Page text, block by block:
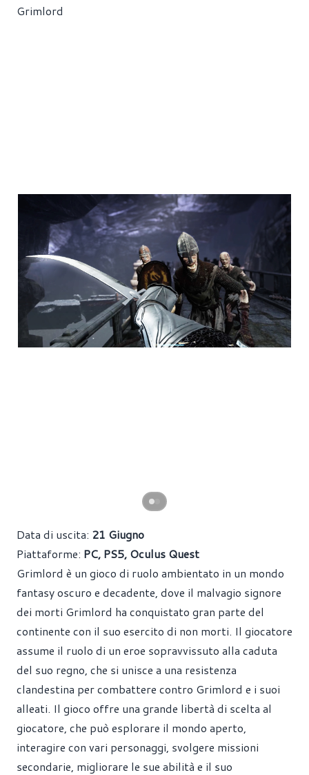
Grimlord
Data di uscita: 21 Giugno
Piattaforme: PC, PS5, Oculus Quest
Grimlord è un gioco di ruolo ambientato in un mondo
fantasy oscuro e decadente, dove il malvagio signore
dei morti Grimlord ha conquistato gran parte del
continente con il suo esercito di non morti. Il giocatore
assume il ruolo di un eroe sopravvissuto alla caduta
del suo regno, che si unisce a una resistenza
clandestina per combattere contro Grimlord e i suoi
alleati. Il gioco offre una grande libertà di scelta al
giocatore, che può esplorare il mondo aperto,
interagire con vari personaggi, svolgere missioni
secondarie, migliorare le sue abilità e il suo